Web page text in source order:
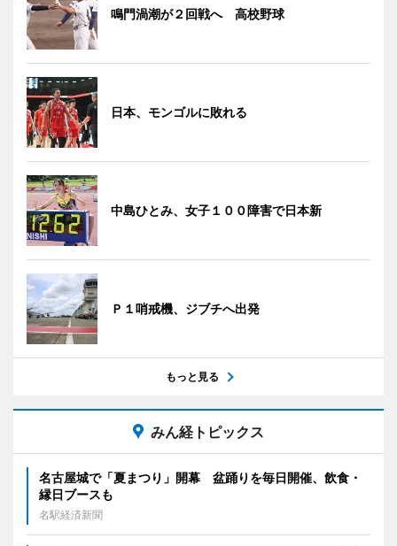
鳴門渦潮が２回戦へ 高校野球
日本、モンゴルに敗れる
中島ひとみ、女子１００障害で日本新
Ｐ１哨戒機、ジブチへ出発
もっと見る
みん経トピックス
名古屋城で「夏まつり」開幕 盆踊りを毎日開催、飲食・
縁日ブースも
名駅経済新聞